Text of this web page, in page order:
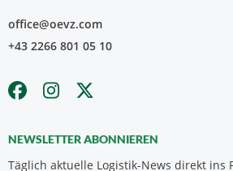
office@oevz.com
+43 2266 801 05 10
NEWSLETTER ABONNIEREN
Täglich aktuelle Logistik-News direkt ins